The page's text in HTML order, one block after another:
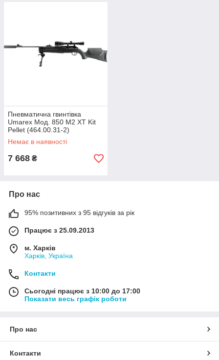
Пневматична гвинтівка
Umarex Мод. 850 M2 XT Kit
Pellet (464.00.31-2)
Немає в наявності
7 668 ₴
Про нас
95% позитивних з 95 відгуків за рік
Працює з 25.09.2013
м. Харків
Харків, Україна
Контакти
Сьогодні працює з 10:00 до 17:00
Показати весь графік роботи
Про нас
Контакти